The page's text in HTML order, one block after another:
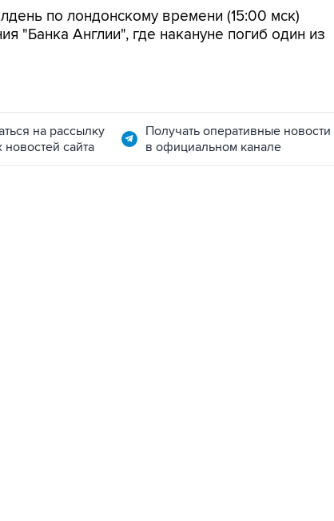
по лондонскому времени (15:00 мск)
"Банка Англии", где накануне погиб один из
на рассылку
новостей сайта
Получать оперативные новости
в официальном канале